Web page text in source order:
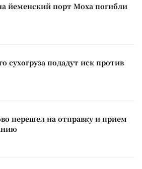
йеменский порт Моха погибли
сухогруза подадут иск против
перешел на отправку и прием